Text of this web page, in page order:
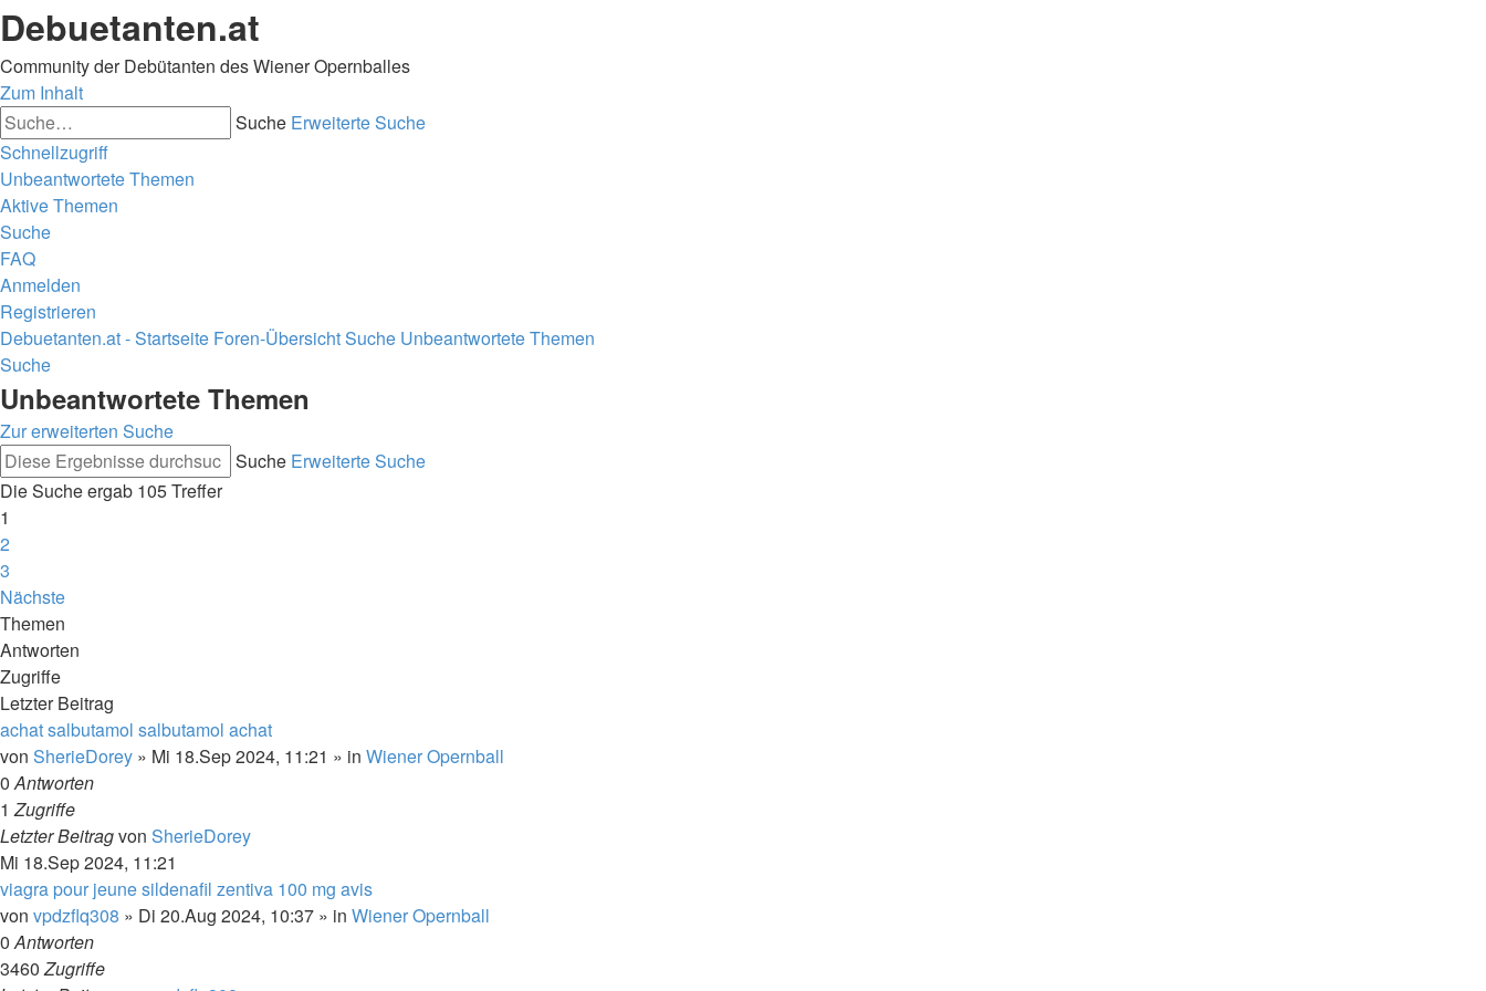
Debuetanten.at
Community der Debütanten des Wiener Opernballes
Zum Inhalt
Suche Erweiterte Suche
Schnellzugriff
Unbeantwortete Themen
Aktive Themen
Suche
FAQ
Anmelden
Registrieren
Debuetanten.at - Startseite Foren-ÜbersichtSuche Unbeantwortete Themen
Suche
Unbeantwortete Themen
Zur erweiterten Suche
Suche Erweiterte Suche
Die Suche ergab 105 Treffer
1
2
3
Nächste
Themen
Antworten
Zugriffe
Letzter Beitrag
achat salbutamol salbutamol achat
von SherieDorey » Mi 18.Sep 2024, 11:21 » in Wiener Opernball
0Antworten
1Zugriffe
Letzter Beitragvon SherieDorey
Mi 18.Sep 2024, 11:21
viagra pour jeune sildenafil zentiva 100 mg avis
von vpdzflq308 » Di 20.Aug 2024, 10:37 » in Wiener Opernball
0Antworten
3460Zugriffe